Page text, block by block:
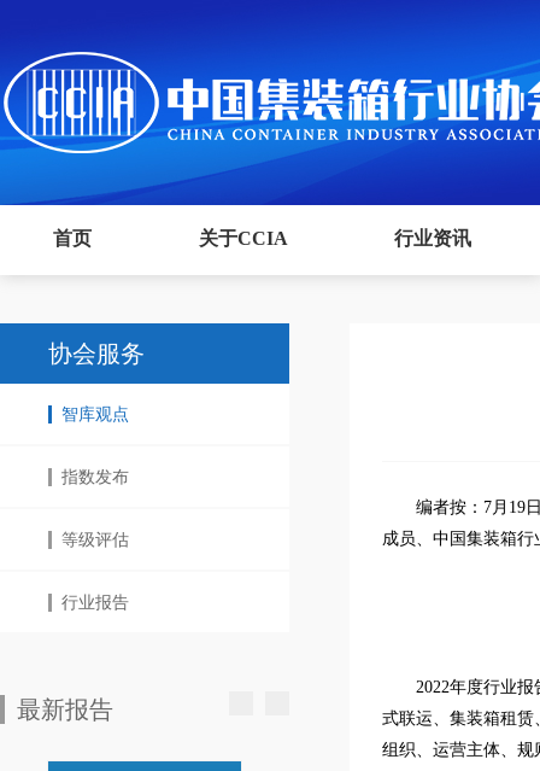
首页 关于CCIA 行业资讯
协会服务
智库观点
指数发布
等级评估
行业报告
最新报告
编者按：7月19
成员、中国集装箱
2022年度行业
式联运、集装箱租赁
组织、运营主体、规